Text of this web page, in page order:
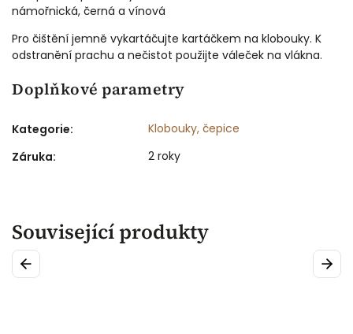
námořnická, černá a vínová
Pro čištění jemně vykartáčujte kartáčkem na klobouky. K
odstranění prachu a nečistot použijte váleček na vlákna.
Doplňkové parametry
Kategorie:
Klobouky, čepice
Záruka: 2 roky
Související produkty
Previous Next